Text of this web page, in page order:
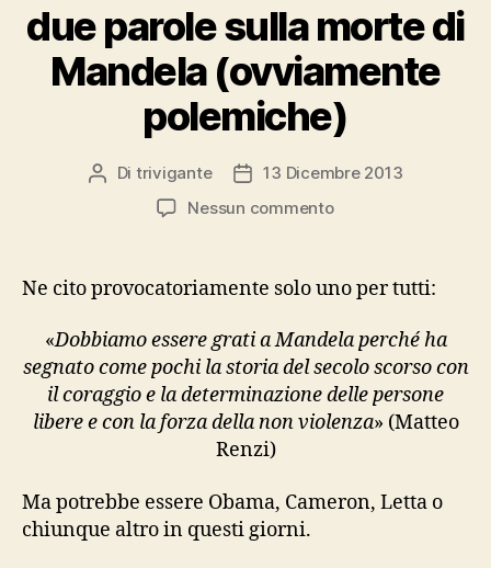
due parole sulla morte di
Mandela (ovviamente
polemiche)
Autore
Di trivigante
Data13 Dicembre 2013
Nessun commentosu
morte
di
Mandela
(ovviamente
polemiche)
Ne cito provocatoriamente solo uno per tutti:
«Dobbiamo essere grati a Mandela perché ha
segnato come pochi la storia del secolo scorso con
il coraggio e la determinazione delle persone
libere e con la forza della non violenza» (Matteo
Renzi)
Ma potrebbe essere Obama, Cameron, Letta o
chiunque altro in questi giorni.